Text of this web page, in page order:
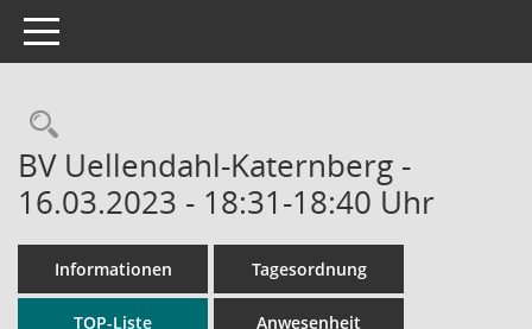
Toggle navigation
Rechercheauswahl
BV Uellendahl-Katernberg -
16.03.2023 - 18:31-18:40 Uhr
Informationen Tagesordnung
TOP-Liste Anwesenheit